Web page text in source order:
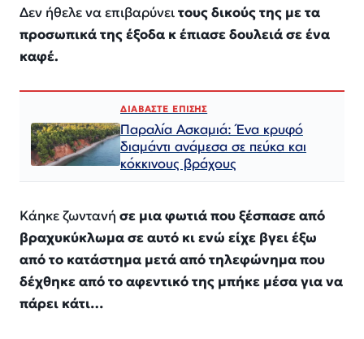
Δεν ήθελε να επιβαρύνειτους δικούς της με τα
προσωπικά της έξοδα κ έπιασε δουλειά σε ένα
καφέ.
ΔΙΑΒΑΣΤΕ ΕΠΙΣΗΣ
Παραλία Ασκαμιά: Ένα κρυφό
διαμάντι ανάμεσα σε πεύκα και
κόκκινους βράχους
Κάηκε ζωντανή σε μια φωτιά που ξέσπασε από
βραχυκύκλωμα σε αυτό κι ενώ είχε βγει έξω
από το κατάστημα μετά από τηλεφώνημα που
δέχθηκε από το αφεντικό της μπήκε μέσα για να
πάρει κάτι…